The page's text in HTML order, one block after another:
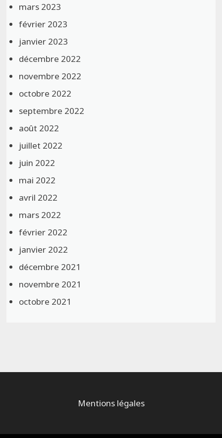
mars 2023
février 2023
janvier 2023
décembre 2022
novembre 2022
octobre 2022
septembre 2022
août 2022
juillet 2022
juin 2022
mai 2022
avril 2022
mars 2022
février 2022
janvier 2022
décembre 2021
novembre 2021
octobre 2021
Mentions légales